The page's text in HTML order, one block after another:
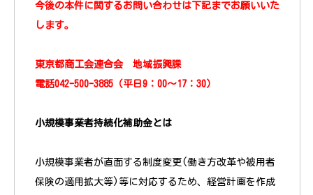
今後の本件に関するお問い合わせは下記までお願いいた
します。
東京都商工会連合会 地域振興課
電話042-500-3885（平日9：00～17：30）
小規模事業者持続化補助金とは
小規模事業者が直面する制度変更(働き方改革や被用者
保険の適用拡大等)等に対応するため、経営計画を作成